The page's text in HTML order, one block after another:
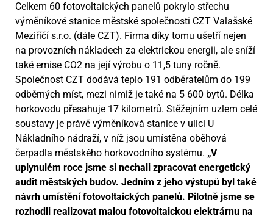
Celkem 60 fotovoltaických panelů pokrylo střechu
výměníkové stanice městské společnosti CZT Valašské
Meziříčí s.r.o. (dále CZT). Firma díky tomu ušetří nejen
na provozních nákladech za elektrickou energii, ale sníží
také emise CO2 na její výrobu o 11,5 tuny ročně.
Společnost CZT dodává teplo 191 odběratelům do 199
odběrných míst, mezi nimiž je také na 5 600 bytů. Délka
horkovodu přesahuje 17 kilometrů. Stěžejním uzlem celé
soustavy je právě výměníková stanice v ulici U
Nákladního nádraží, v níž jsou umístěna oběhová
čerpadla městského horkovodního systému. „V
uplynulém roce jsme si nechali zpracovat energetický
audit městských budov. Jedním z jeho výstupů byl také
návrh umístění fotovoltaických panelů. Pilotně jsme se
rozhodli realizovat malou fotovoltaickou elektrárnu na